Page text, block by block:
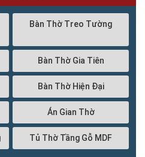
Bàn Thờ Treo Tường
Bàn Thờ Gia Tiên
Bàn Thờ Hiện Đại
Án Gian Thờ
Tủ Thờ Tầng Gỗ MDF